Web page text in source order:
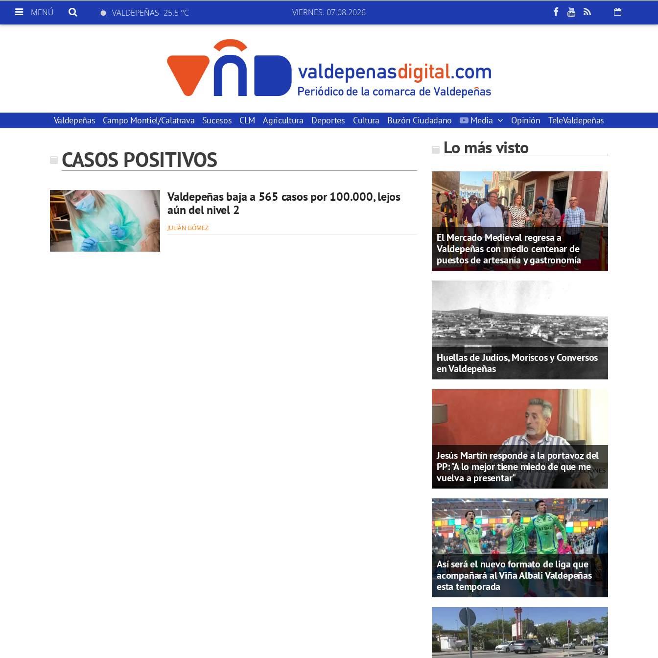
MENÚ VALDEPEÑAS 25.5 °C VIERNES. 07.08.2026
Valdepeñas Campo Montiel/Calatrava Sucesos CLM Agricultura Deportes Cultura Buzón Ciudadano Media Opinión TeleValdepeñas
CASOS POSITIVOS
Valdepeñas baja a 565 casos por 100.000, lejos
aún del nivel 2
JULIÁN GÓMEZ
Lo más visto
El Mercado Medieval regresa a
Valdepeñas con medio centenar de
puestos de artesanía y gastronomía
Huellas de Judíos, Moriscos y Conversos
en Valdepeñas
Jesús Martín responde a la portavoz del
PP: "A lo mejor tiene miedo de que me
vuelva a presentar"
Así será el nuevo formato de liga que
acompañará al Viña Albali Valdepeñas
esta temporada